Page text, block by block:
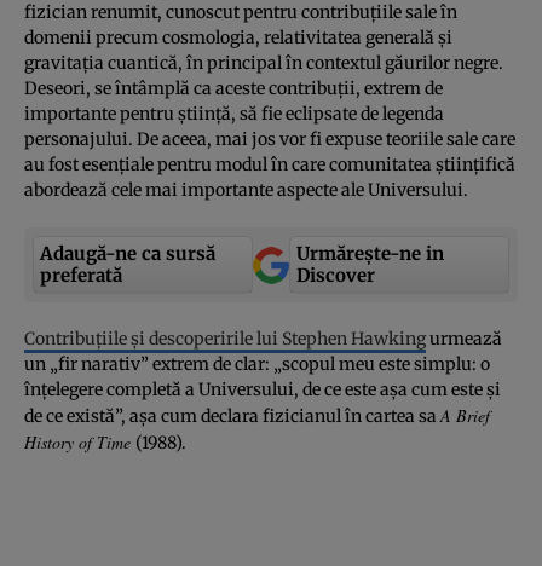
fizician renumit, cunoscut pentru contribuţiile sale în
domenii precum cosmologia, relativitatea generală şi
gravitaţia cuantică, în principal în contextul găurilor negre.
Deseori, se întâmplă ca aceste contribuţii, extrem de
importante pentru ştiinţă, să fie eclipsate de legenda
personajului. De aceea, mai jos vor fi expuse teoriile sale care
au fost esenţiale pentru modul în care comunitatea ştiinţifică
abordează cele mai importante aspecte ale Universului.
Adaugă-ne ca sursă
preferată
Urmărește-ne in
Discover
Contribuţiile şi descoperirile lui Stephen Hawkingurmează
un „fir narativ” extrem de clar: „scopul meu este simplu: o
înţelegere completă a Universului, de ce este aşa cum este şi
de ce există”, aşa cum declara fizicianul în cartea saA Brief
History of Time (1988).